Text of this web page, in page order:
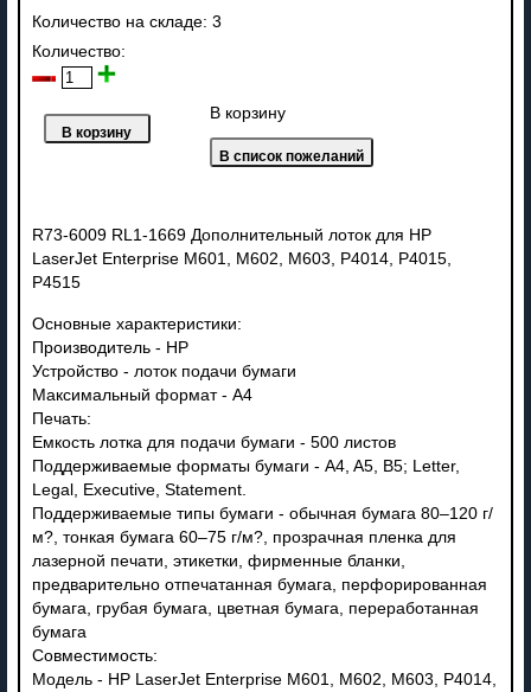
Количество на складе: 3
Количество:
В корзину
R73-6009 RL1-1669 Дополнительный лоток для HP
LaserJet Enterprise M601, M602, M603, P4014, P4015,
P4515
Основные характеристики:
Производитель - HP
Устройство - лоток подачи бумаги
Максимальный формат - A4
Печать:
Емкость лотка для подачи бумаги - 500 листов
Поддерживаемые форматы бумаги - A4, A5, B5; Letter,
Legal, Executive, Statement.
Поддерживаемые типы бумаги - обычная бумага 80–120 г/
м?, тонкая бумага 60–75 г/м?, прозрачная пленка для
лазерной печати, этикетки, фирменные бланки,
предварительно отпечатанная бумага, перфорированная
бумага, грубая бумага, цветная бумага, переработанная
бумага
Совместимость:
Модель - HP LaserJet Enterprise M601, M602, M603, P4014,